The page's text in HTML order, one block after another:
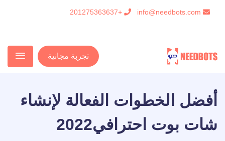
+201275363637
تجربة مجانية
أفضل الخطوات الفعالة لإنشاء
شات بوت احترافي2022